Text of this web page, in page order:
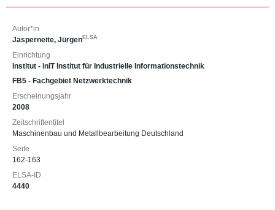
Autor*in
Jasperneite, Jürgen ELSA
Einrichtung
Institut - inIT Institut für Industrielle Informationstechnik
FB5 - Fachgebiet Netzwerktechnik
Erscheinungsjahr
2008
Zeitschriftentitel
Maschinenbau und Metallbearbeitung Deutschland
Seite
162-163
ELSA-ID
4440